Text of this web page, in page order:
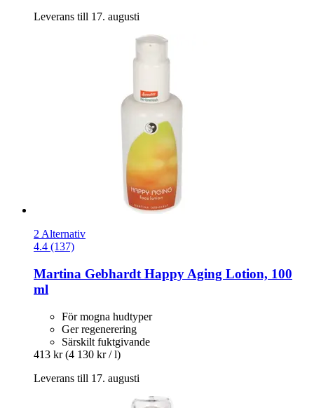
Leverans till 17. augusti
2 Alternativ
4.4 (137)
Martina Gebhardt Happy Aging Lotion, 100
ml
För mogna hudtyper
Ger regenerering
Särskilt fuktgivande
413 kr (4 130 kr / l)
Leverans till 17. augusti